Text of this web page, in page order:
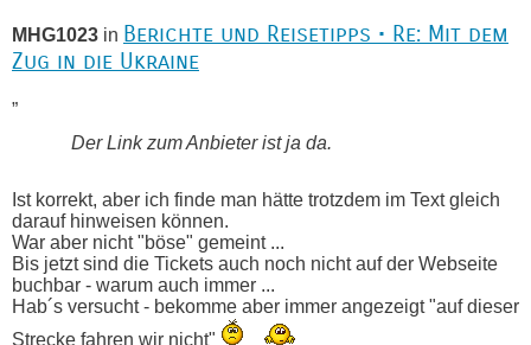
MHG1023 in Berichte und Reisetipps • Re: Mit dem
Zug in die Ukraine
„
Der Link zum Anbieter ist ja da.
Ist korrekt, aber ich finde man hätte trotzdem im Text gleich
darauf hinweisen können.
War aber nicht "böse" gemeint ...
Bis jetzt sind die Tickets auch noch nicht auf der Webseite
buchbar - warum auch immer ...
Hab´s versucht - bekomme aber immer angezeigt "auf dieser
Strecke fahren wir nicht"